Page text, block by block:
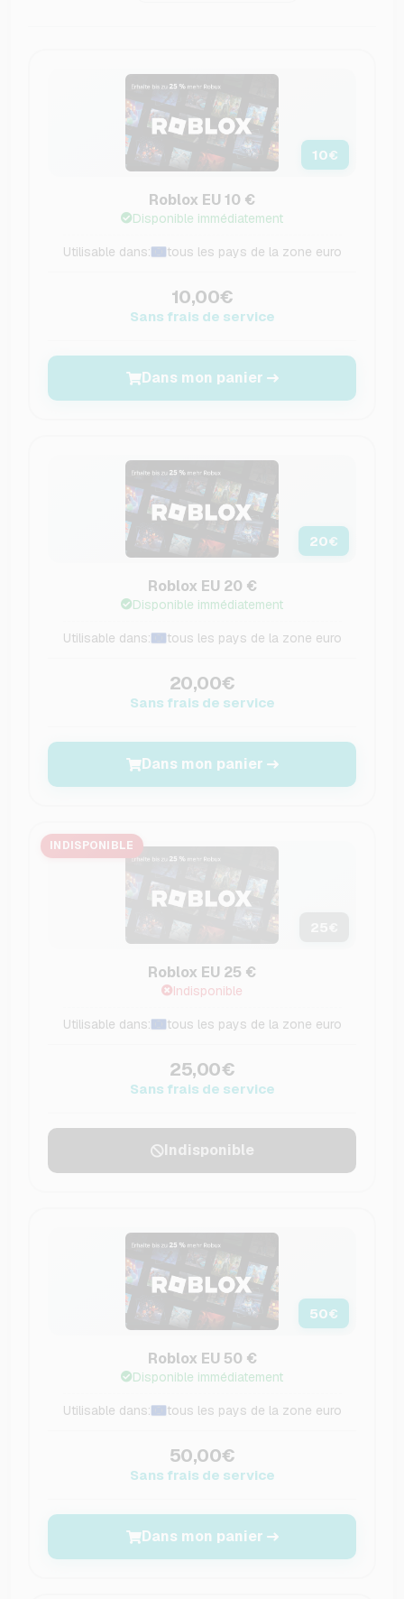
10€
Roblox EU 10 €
Disponible immédiatement
Utilisable dans: tous les pays de la zone euro
10,00€
Sans frais de service
Dans mon panier
20€
Roblox EU 20 €
Disponible immédiatement
Utilisable dans: tous les pays de la zone euro
20,00€
Sans frais de service
Dans mon panier
INDISPONIBLE
Roblox EU 25 €
Indisponible
Utilisable dans: tous les pays de la zone euro
25,00€
Sans frais de service
Indisponible
50€
Roblox EU 50 €
Disponible immédiatement
Utilisable dans: tous les pays de la zone euro
50,00€
Sans frais de service
Dans mon panier